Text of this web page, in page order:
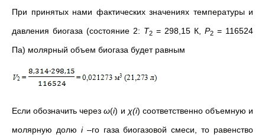
При принятых нами фактических значениях температуры и
давления биогаза (состояние 2: Т2 = 298,15 К, Р2 = 116524
Па) молярный объем биогаза будет равным
Если обозначить черезω(i) и χ(i) соответственно объемную и
молярную долю i–го газа биогазовой смеси, то равенство